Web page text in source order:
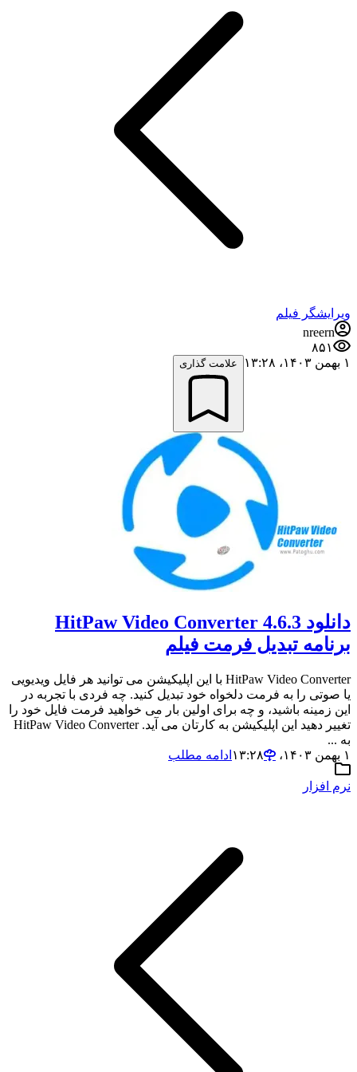
ویرایشگر فیلم
nreern
۸۵۱
۱ بهمن ۱۴۰۳،‏ ۱۳:۲۸
علامت گذاری
دانلود HitPaw Video Converter 4.6.3
برنامه تبدیل فرمت فیلم
HitPaw Video Converter با این اپلیکیشن می توانید هر فایل ویدیویی
یا صوتی را به فرمت دلخواه خود تبدیل کنید. چه فردی با تجربه در
این زمینه باشید، و چه برای اولین بار می خواهید فرمت فایل خود را
تغییر دهید این اپلیکیشن به کارتان می آید. HitPaw Video Converter
به ...
۱ بهمن ۱۴۰۳،‏ ۱۳:۲۸
ادامه مطلب
نرم افزار